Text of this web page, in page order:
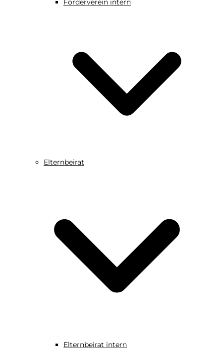
Förderverein intern
Elternbeirat
Elternbeirat intern